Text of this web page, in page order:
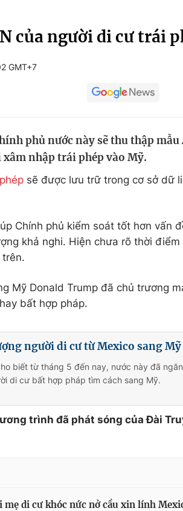
Học trực tuyến
của người di cư trái
GMT+7
phủ nước này sẽ thu thập mẫu
nhập trái phép vào Mỹ.
sẽ được lưu trữ trong cơ sở dữ
Chính phủ kiểm soát tốt hơn vấn
khả nghi. Hiện chưa rõ thời điểm
trên.
Mỹ Donald Trump đã chủ trương
bất hợp pháp.
người di cư từ Mexico sang Mỹ
biết từ tháng 5 đến nay, nước này đã
di cư bất hợp pháp tìm cách sang Mỹ.
trình đã phát sóng của Đài
mẹ di cư khóc nức nở cầu xin lính